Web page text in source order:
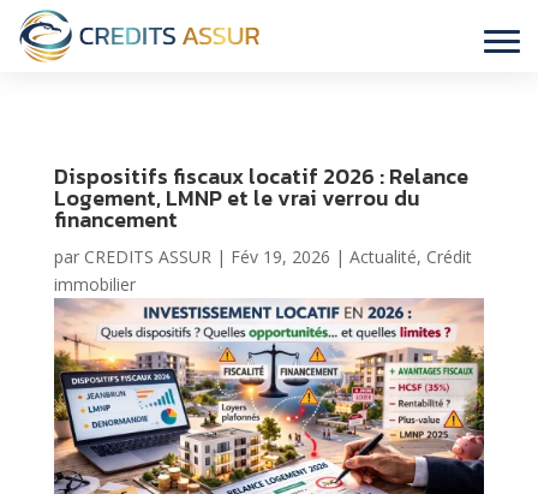
Dispositifs fiscaux locatif 2026 : Relance
Logement, LMNP et le vrai verrou du
financement
par CREDITS ASSUR| Fév 19, 2026 | Actualité, Crédit
immobilier